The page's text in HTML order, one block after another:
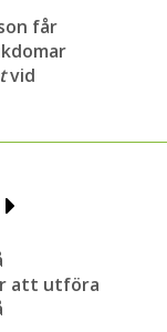
får
vid
att utföra